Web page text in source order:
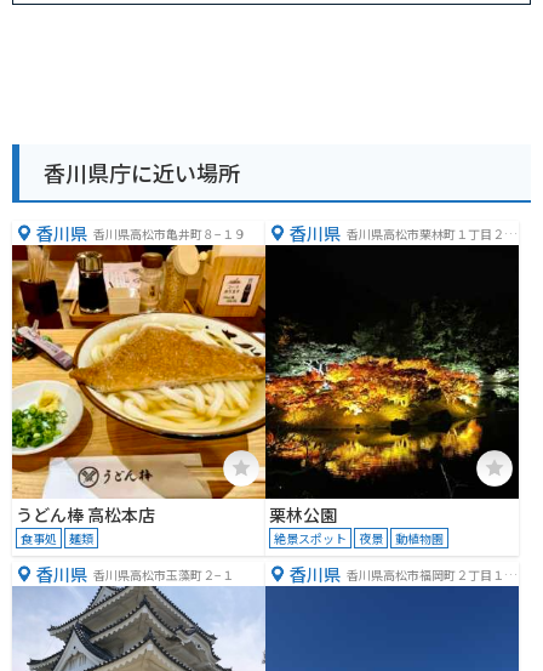
香川県庁に近い場所
香川県 香川県高松市亀井町８−１９
うどん棒 高松本店
食事処 麺類
香川県 香川県高松市栗林町１丁目２０
栗林公園
絶景スポット 夜景 動植物園
香川県 香川県高松市玉藻町２−１ 香川県 香川県高松市福岡町２丁目１８